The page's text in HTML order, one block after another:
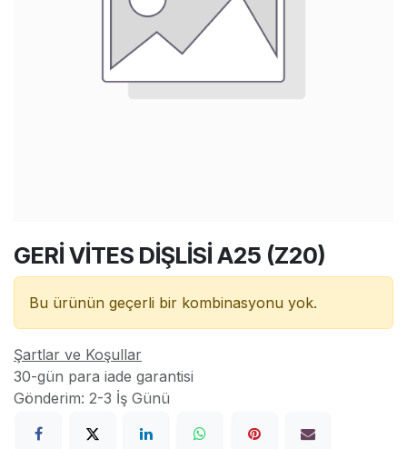
GERİ VİTES DİŞLİSİ A25 (Z20)
Bu ürünün geçerli bir kombinasyonu yok.
Şartlar ve Koşullar
30-gün para iade garantisi
Gönderim: 2-3 İş Günü